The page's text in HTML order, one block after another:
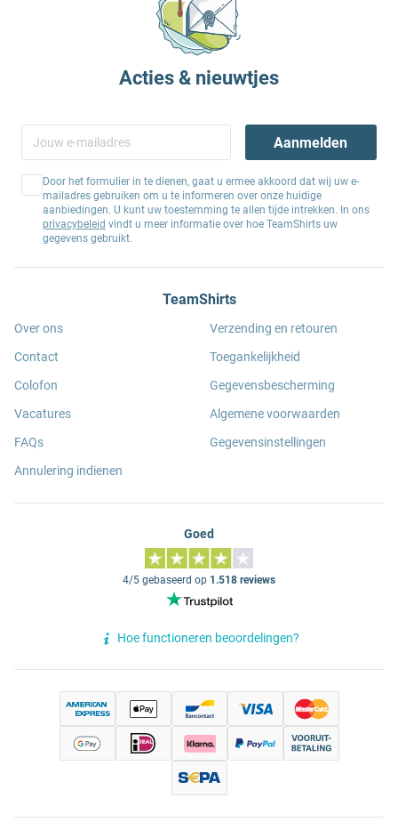
Acties & nieuwtjes
Aanmelden
Door het formulier in te dienen, gaat u ermee akkoord dat wij uw e-
mailadres gebruiken om u te informeren over onze huidige
aanbiedingen. U kunt uw toestemming te allen tijde intrekken. In ons
privacybeleid vindt u meer informatie over hoe TeamShirts uw
gegevens gebruikt.
TeamShirts
Over ons
Contact
Colofon
Vacatures
FAQs
Annulering indienen
Verzending en retouren
Toegankelijkheid
Gegevensbescherming
Algemene voorwaarden
Gegevensinstellingen
Goed
4/5 gebaseerd op 1.518 reviews
Hoe functioneren beoordelingen?